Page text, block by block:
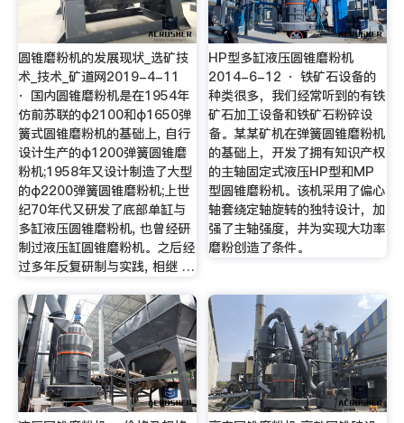
圆锥磨粉机的发展现状_选矿技
术_技术_矿道网2019-4-11
· 国内圆锥磨粉机是在1954年
仿前苏联的φ2100和φ1650弹
簧式圆锥磨粉机的基础上, 自行
设计生产的φ1200弹簧圆锥磨
粉机;1958年又设计制造了大型
的φ2200弹簧圆锥磨粉机;上世
纪70年代又研发了底部单缸与
多缸液压圆锥磨粉机, 也曾经研
制过液压缸圆锥磨粉机。之后经
过多年反复研制与实践, 相继 …
HP型多缸液压圆锥磨粉机
2014-6-12 · 铁矿石设备的
种类很多，我们经常听到的有铁
矿石加工设备和铁矿石粉碎设
备。某某矿机在弹簧圆锥磨粉机
的基础上，开发了拥有知识产权
的主轴固定式液压HP型和MP
型圆锥磨粉机。该机采用了偏心
轴套绕定轴旋转的独特设计，加
强了主轴强度，并为实现大功率
磨粉创造了条件。